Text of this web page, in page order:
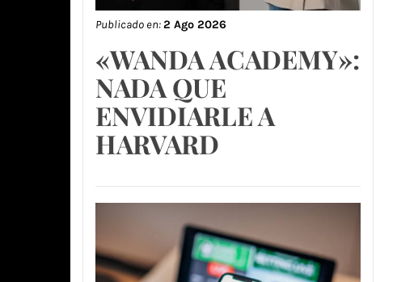
Publicado en:2 Ago 2026
«WANDA ACADEMY»:
NADA QUE
ENVIDIARLE A
HARVARD